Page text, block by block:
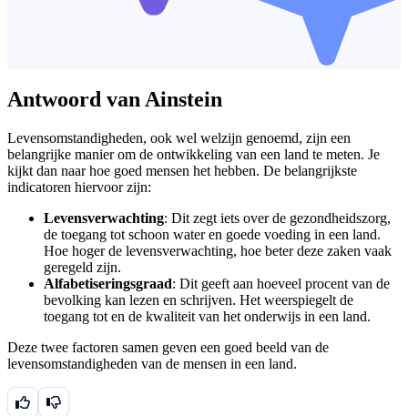
Antwoord van Ainstein
Levensomstandigheden, ook wel welzijn genoemd, zijn een
belangrijke manier om de ontwikkeling van een land te meten. Je
kijkt dan naar hoe goed mensen het hebben. De belangrijkste
indicatoren hiervoor zijn:
Levensverwachting: Dit zegt iets over de gezondheidszorg,
de toegang tot schoon water en goede voeding in een land.
Hoe hoger de levensverwachting, hoe beter deze zaken vaak
geregeld zijn.
Alfabetiseringsgraad: Dit geeft aan hoeveel procent van de
bevolking kan lezen en schrijven. Het weerspiegelt de
toegang tot en de kwaliteit van het onderwijs in een land.
Deze twee factoren samen geven een goed beeld van de
levensomstandigheden van de mensen in een land.